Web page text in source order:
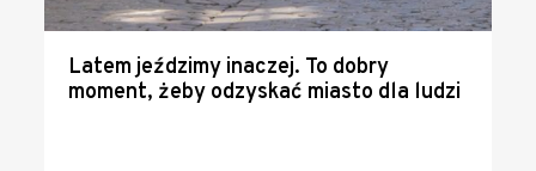
Latem jeździmy inaczej. To dobry
moment, żeby odzyskać miasto dla ludzi